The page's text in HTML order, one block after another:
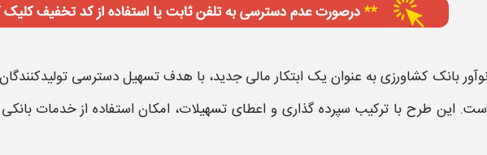
بانک کشاورزیبه عنوان یک ابتکار مالی جدید، با هدفتسهیلدسترسی
این طرح با ترکیب سپرده‌ گذاری و اعطای تسهیلات، امکان استفاده از خدمات بانکی